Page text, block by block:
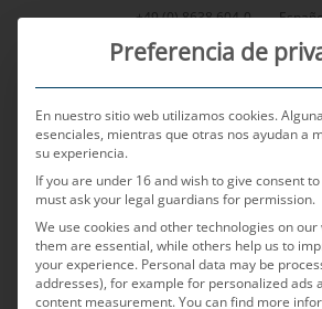
Saltar
+49 (0) 8638 604-0
POSTED ON13 DE JUNIO DE 2024 BY LUCAS
Preferencia de
En nuestro sitio web utilizamos cookies.
esenciales, mientras que otras nos ayudan a
su experiencia.
If you are under 16 and wish to give consent
must ask your legal guardians for permission.
We use cookies and other technologies on
them are essential, while others help us to
your experience. Personal data may be
addresses), for example for personalized ads
content measurement.You can find more